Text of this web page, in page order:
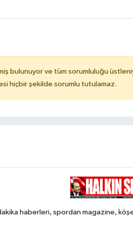
bulunuyor ve tüm sorumluluğu
hiçbir şekilde sorumlu tutulamaz.
haberleri, spordan magazine,